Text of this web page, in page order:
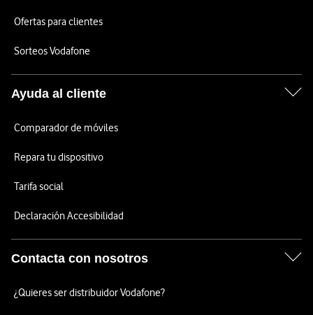
Ofertas para clientes
Sorteos Vodafone
Ayuda al cliente
Comparador de móviles
Repara tu dispositivo
Tarifa social
Declaración Accesibilidad
Contacta con nosotros
¿Quieres ser distribuidor Vodafone?